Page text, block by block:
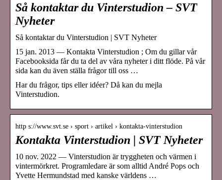
Så kontaktar du Vinterstudion – SVT
Nyheter
Så kontaktar du Vinterstudion | SVT Nyheter
15 jan. 2013 — Kontakta Vinterstudion ; Om du gillar vår
Facebooksida får du ta del av våra nyheter i ditt flöde. På vår
sida kan du även ställa frågor till oss …
Har du frågor, tips eller idéer? Då kan du mejla
Vinterstudion.
http s://www.svt.se › sport › artikel › kontakta-vinterstudion
Kontakta Vinterstudion | SVT Nyheter
10 nov. 2022 — Vinterstudion är tryggheten och värmen i
vintermörkret. Programledare är som alltid André Pops och
Yvette Hermundstad med kanske världens …